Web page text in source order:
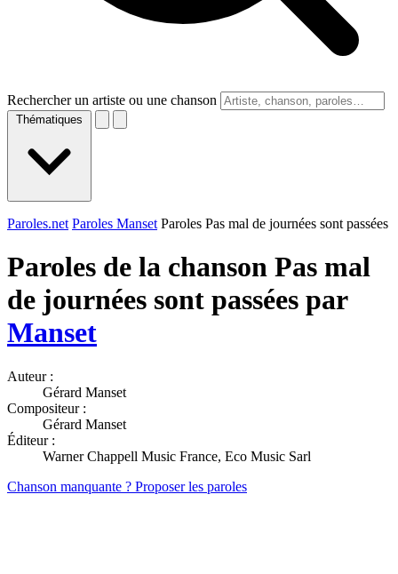
Rechercher un artiste ou une chanson
Thématiques
Paroles.net Paroles Manset Paroles Pas mal de journées sont passées
Paroles de la chanson Pas mal
de journées sont passées par
Manset
Auteur :
Gérard Manset
Compositeur :
Gérard Manset
Éditeur :
Warner Chappell Music France, Eco Music Sarl
Chanson manquante ? Proposer les paroles